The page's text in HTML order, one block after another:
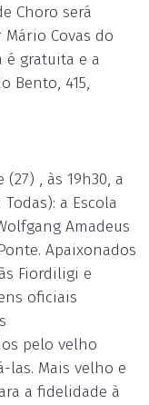
Choro será
Mário Covas do
é gratuita e a
Bento, 415,
, às 19h30, a
a Escola
Amadeus
Apaixonados
Fiordiligi e
oficiais
pelo velho
las. Mais velho e
a fidelidade à